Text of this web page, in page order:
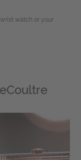
watch or your